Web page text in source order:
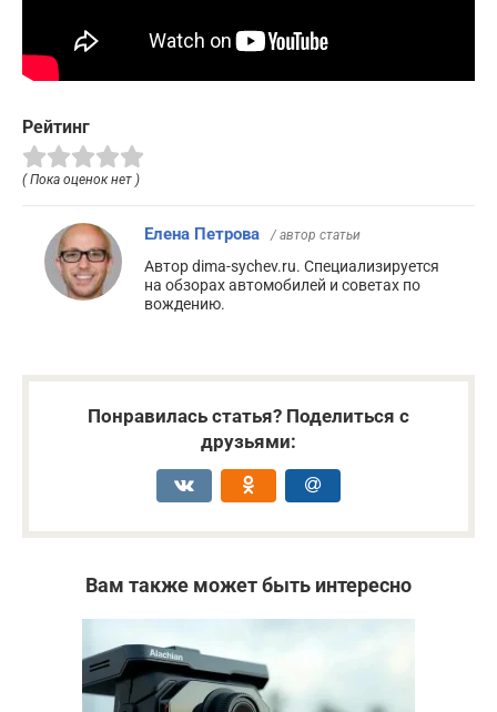
Рейтинг
( Пока оценок нет )
Елена Петрова / автор статьи
Автор dima-sychev.ru. Специализируется
на обзорах автомобилей и советах по
вождению.
Понравилась статья? Поделиться с
друзьями:
Вам также может быть интересно